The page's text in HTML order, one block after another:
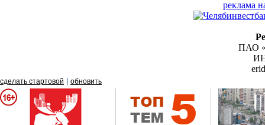
реклама
ПАО
сделать стартовой обновить